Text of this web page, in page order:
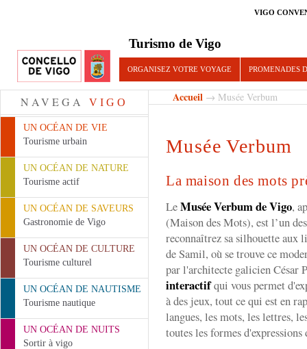
VIGO
Turismo de Vigo
ORGANISEZ VOTRE VOYAGE PROMENADES
NAVEGA VIGO
UN OCÉAN DE VIE
Tourisme urbain
UN OCÉAN DE NATURE
Tourisme actif
UN OCÉAN DE SAVEURS
Gastronomie de Vigo
UN OCÉAN DE CULTURE
Tourisme culturel
UN OCÉAN DE NAUTISME
Tourisme nautique
UN OCÉAN DE NUITS
Sortir à vigo
Accueil → Musée Verbum
Musée Verbum
La maison des mots
LeMusée Verbum de Vigo,
(Maison des Mots), est l’un
reconnaîtrez sa silhouette aux
de Samil, où se trouve ce
par l'architecte galicien César
interactifqui vous permet
à des jeux, tout ce qui est en
langues, les mots, les lettres,
toutes les formes